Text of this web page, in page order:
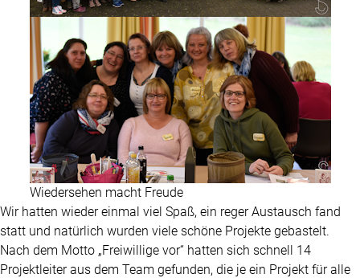
Wiedersehen macht Freude
Wir hatten wieder einmal viel Spaß, ein reger Austausch fand
statt und natürlich wurden viele schöne Projekte gebastelt.
Nach dem Motto „Freiwillige vor“ hatten sich schnell 14
Projektleiter aus dem Team gefunden, die je ein Projekt für alle